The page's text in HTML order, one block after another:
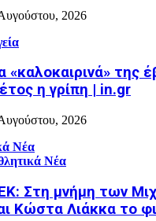
2026
«καλοκαιρινά» της
η γρίπη | in.gr
2026
Νέα
Νέα
Στη μνήμη των
Κώστα Λιάκκα το